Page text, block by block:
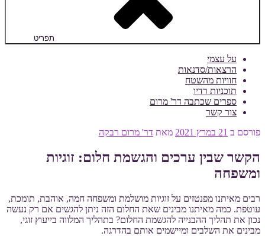
תפריט
על עצמי
הרצאות/סדנאות
חוויות מהשטח
תוכניות רדיו
ספרים שכתבה דר' מרום
צור קשר
פורסם ב 21 במרץ 2021 מאת דר' מרום רבקה
הקשר שבין ערכים והגשמת חלום: זוגיות
ומשפחה
רבים מאיתנו מפנטזים על זוגיות מושלמת ומשפחה חמה, אוהבת, תומכת,
עוטפת. כמה מאיתנו מבינים שאת החלום הזה ניתן להגשים אם רק נעשה
נכון את תהליך ההבנייה להגשמת החלום? בתהליך המלווה בייעוץ זוגי,
מבינים את השלבים ומיישמים אותם בהדרגה.